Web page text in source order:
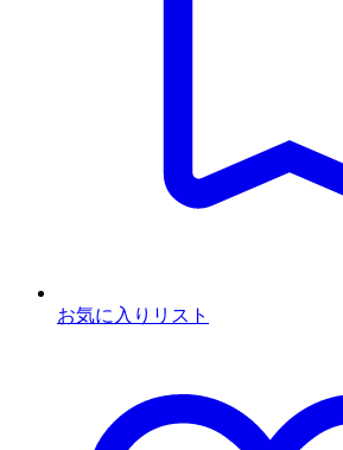
お気に入りリスト